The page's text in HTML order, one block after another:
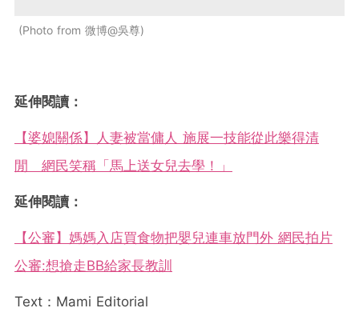
Photo from 微博@吳尊
延伸閱讀：
【婆媳關係】人妻被當傭人 施展一技能從此樂得清
閒 網民笑稱「馬上送女兒去學！」
延伸閱讀：
【公審】媽媽入店買食物把嬰兒連車放門外 網民拍片
公審:想搶走BB給家長教訓
Text：Mami Editorial